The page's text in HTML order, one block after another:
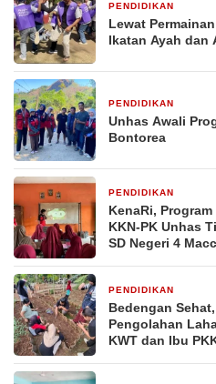
PENDIDIKAN
Lewat
Ikatan Ayah dan
PENDIDIKAN
Unhas Awali
Bontorea
PENDIDIKAN
KenaRi,
KKN-PK Unhas
SD Negeri 4
PENDIDIKAN
Bedengan
Pengolahan
KWT dan Ibu